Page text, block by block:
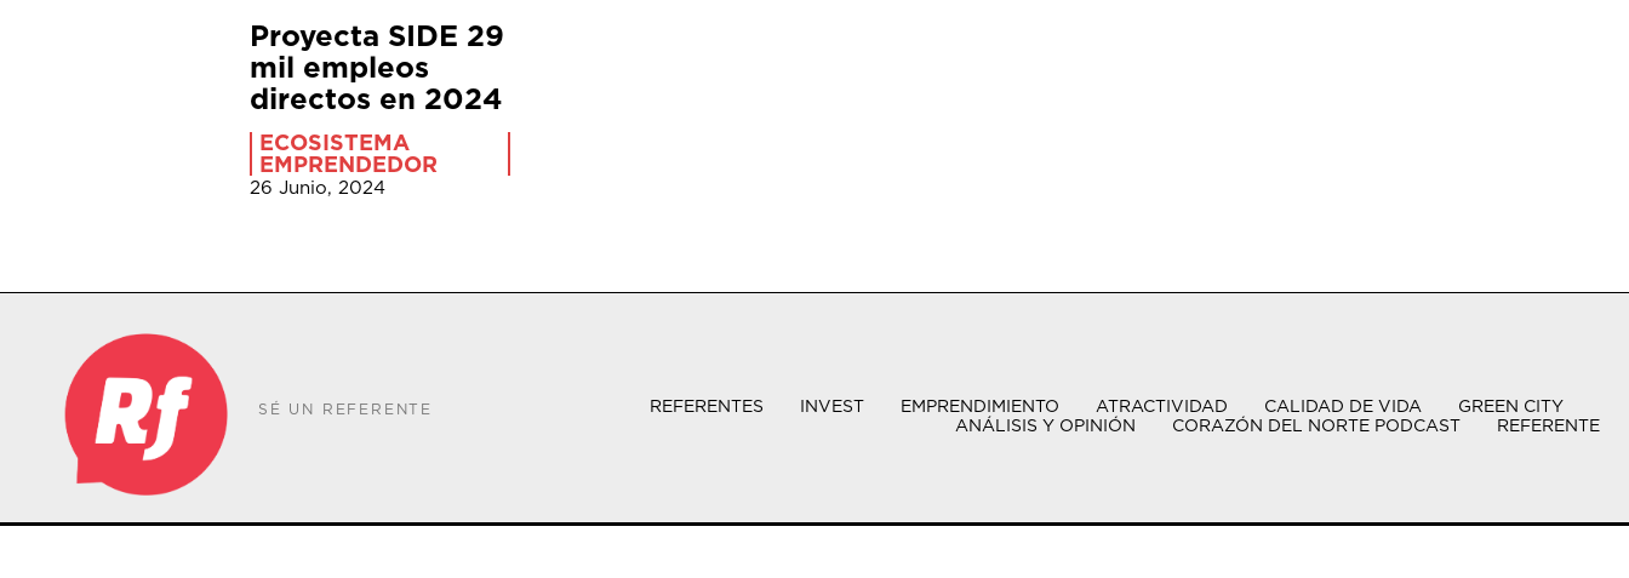
Proyecta SIDE 29
mil empleos
directos en 2024
ECOSISTEMA
EMPRENDEDOR
26 Junio, 2024
SÉ UN REFERENTE REFERENTES INVEST EMPRENDIMIENTO ATRACTIVIDAD CALIDAD DE VIDA
GREEN CITY
ANÁLISIS Y OPINIÓN
CORAZÓN DEL NORTE PODCAST REFERENTE